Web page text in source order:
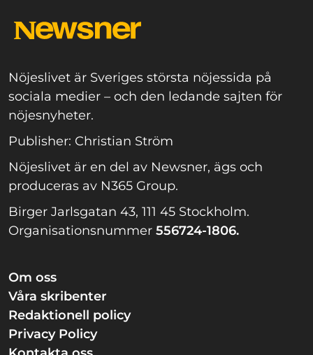
Nöjeslivet är Sveriges största nöjessida på
sociala medier – och den ledande sajten för
nöjesnyheter.
Publisher: Christian Ström
Nöjeslivet är en del av Newsner, ägs och
produceras av N365 Group.
Birger Jarlsgatan 43, 111 45 Stockholm.
Organisationsnummer 556724-1806.
Om oss
Våra skribenter
Redaktionell policy
Privacy Policy